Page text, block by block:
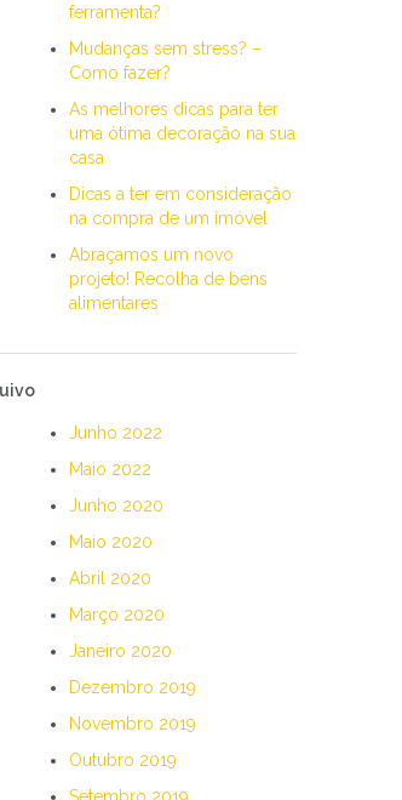
ferramenta?
Mudanças sem stress? –
Como fazer?
As melhores dicas para ter
uma ótima decoração na sua
casa
Dicas a ter em consideração
na compra de um imóvel
Abraçamos um novo
projeto! Recolha de bens
alimentares
Junho 2022
Maio 2022
Junho 2020
Maio 2020
Abril 2020
Março 2020
Janeiro 2020
Dezembro 2019
Novembro 2019
Outubro 2019